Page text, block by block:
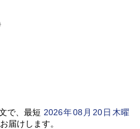
で、最短 2026年08 月 20日木曜
届けします。